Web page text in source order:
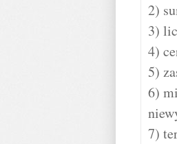
2)
3)
4)
5)
6)
7)